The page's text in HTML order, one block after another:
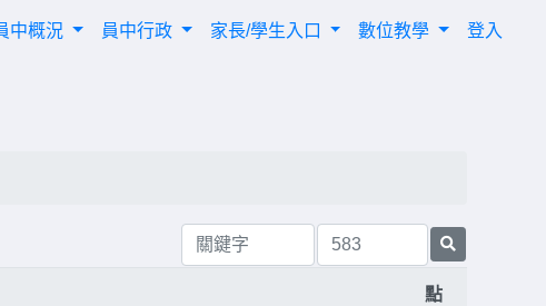
中概況 員中行政 家長/學生入口 數位教學 登入
點